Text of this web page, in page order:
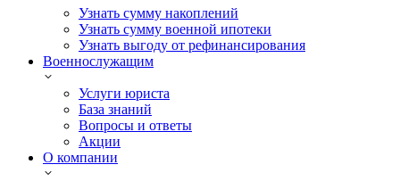
Узнать сумму накоплений
Узнать сумму военной ипотеки
Узнать выгоду от рефинансирования
Военнослужащим
Услуги юриста
База знаний
Вопросы и ответы
Акции
О компании